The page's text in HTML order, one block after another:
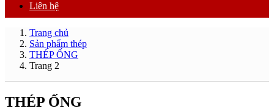
Liên hệ
Trang chủ
Sản phẩm thép
THÉP ỐNG
Trang 2
THÉP ỐNG